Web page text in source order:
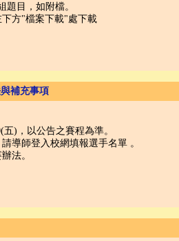
題目，如附檔。
方"檔案下載"處下載
補充事項
)，以公告之賽程為準。
導師登入校網填報選手名單 。
法。